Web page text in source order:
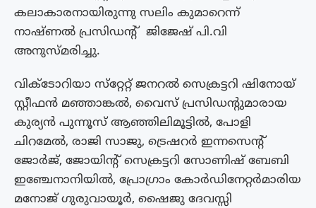
കലാകാരനായിരുന്നു സലിം കുമാറെന്ന്
നാഷ്ണൽ പ്രസിഡൻ്റ് ജിജേഷ് പി.വി
അനുസ്‌മരിച്ചു.
വിക്ടോറിയാ സ്‌റ്റേറ്റ് ജനറൽ സെക്രട്ടറി ഷിനോയ്
സ്റ്റീഫൻ മഞ്ഞാങ്കൽ, വൈസ് പ്രസിഡൻ്റുമാരായ
കുര്യൻ പുന്നൂസ് ആഞ്ഞിലിമൂട്ടിൽ, പോളി
ചിറമേൽ, രാജി സാജു, ട്രെഷറർ ഇന്നസെൻ്റ്
ജോർജ്, ജോയിൻ്റ് സെക്രട്ടറി സോണിഷ് ബേബി
ഇഞ്ചേനാനിയിൽ, പ്രോഗ്രാം കോർഡിനേറ്റർമാരിയ
മനോജ് ഗുരുവായൂർ, ഷൈജു ദേവസ്സി